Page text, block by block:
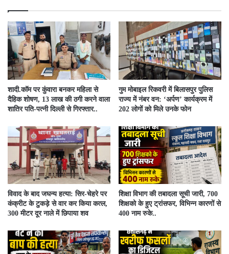
​शादी.कॉम पर कुंवारा बनकर महिला से
दैहिक शोषण, 13 लाख की ठगी करने वाला
शातिर पति-पत्नी दिल्ली से गिरफ्तार..
गुम मोबाइल रिकवरी में बिलासपुर पुलिस
राज्य में नंबर वन: ‘अर्पण’ कार्यक्रम में
202 लोगों को मिले उनके फोन
विवाद के बाद जघन्य हत्या: सिर-चेहरे पर
कंक्रीट के टुकड़े से वार कर किया कत्ल,
300 मीटर दूर नाले में छिपाया शव
शिक्षा विभाग की तबादला सूची जारी, 700
शिक्षको के हुए ट्रांसफर, विभिन्न कारणों से
400 नाम रुके..